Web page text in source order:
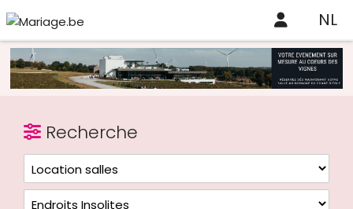
NL
Recherche